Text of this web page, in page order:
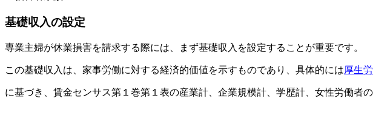
基礎収入の設定
専業主婦が休業損害を請求する際には、まず基礎収入を設定することが重要です。
この基礎収入は、家事労働に対する経済的価値を示すものであり、具体的には厚生
に基づき、賃金センサス第１巻第１表の産業計、企業規模計、学歴計、女性労働者